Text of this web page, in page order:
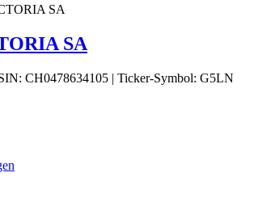
SA
CH0478634105 | Ticker-Symbol: G5LN